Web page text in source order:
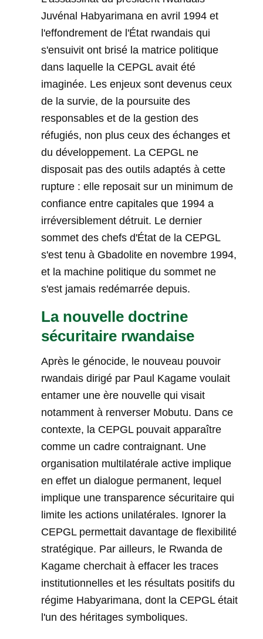
Juvénal Habyarimana en avril 1994 et
l'effondrement de l'État rwandais qui
s'ensuivit ont brisé la matrice politique
dans laquelle la CEPGL avait été
imaginée. Les enjeux sont devenus ceux
de la survie, de la poursuite des
responsables et de la gestion des
réfugiés, non plus ceux des échanges et
du développement. La CEPGL ne
disposait pas des outils adaptés à cette
rupture : elle reposait sur un minimum de
confiance entre capitales que 1994 a
irréversiblement détruit. Le dernier
sommet des chefs d'État de la CEPGL
s'est tenu à Gbadolite en novembre 1994,
et la machine politique du sommet ne
s'est jamais redémarrée depuis.
La nouvelle doctrine
sécuritaire rwandaise
Après le génocide, le nouveau pouvoir
rwandais dirigé par Paul Kagame voulait
entamer une ère nouvelle qui visait
notamment à renverser Mobutu. Dans ce
contexte, la CEPGL pouvait apparaître
comme un cadre contraignant. Une
organisation multilatérale active implique
en effet un dialogue permanent, lequel
implique une transparence sécuritaire qui
limite les actions unilatérales. Ignorer la
CEPGL permettait davantage de flexibilité
stratégique. Par ailleurs, le Rwanda de
Kagame cherchait à effacer les traces
institutionnelles et les résultats positifs du
régime Habyarimana, dont la CEPGL était
l'un des héritages symboliques.